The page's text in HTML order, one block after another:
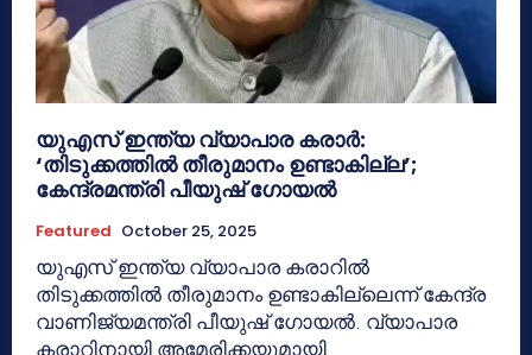
യുഎസ് ഇന്ത്യ വ്യാപാര കരാർ:
‘തിടുക്കത്തിൽ തീരുമാനം ഉണ്ടാകില്ല’;
കേന്ദ്രമന്ത്രി പീയുഷ് ഗോയൽ
Featured October 25, 2025
യുഎസ് ഇന്ത്യ വ്യാപാര കരാറിൽ
തിടുക്കത്തിൽ തീരുമാനം ഉണ്ടാകില്ലെന്ന് കേന്ദ്ര
വാണിജ്യമന്ത്രി പീയുഷ് ഗോയൽ. വ്യാപാര
കരാറിനായി അമേരിക്കയുമായി